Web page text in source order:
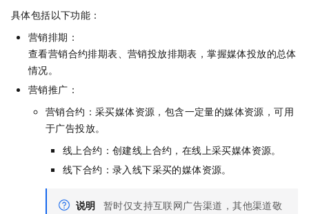
具体包括以下功能：
营销排期：
查看营销合约排期表、营销投放排期表，掌握媒体投放的总体
情况。
营销推广：
营销合约：采买媒体资源，包含一定量的媒体资源，可用
于广告投放。
线上合约：创建线上合约，在线上采买媒体资源。
线下合约：录入线下采买的媒体资源。
说明 暂时仅支持互联网广告渠道，其他渠道敬